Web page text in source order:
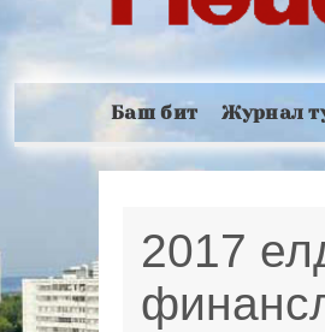
Баш бит Журнал
2017